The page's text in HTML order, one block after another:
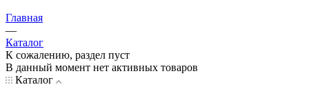
Главная
—
Каталог
К сожалению, раздел пуст
В данный момент нет активных товаров
Каталог